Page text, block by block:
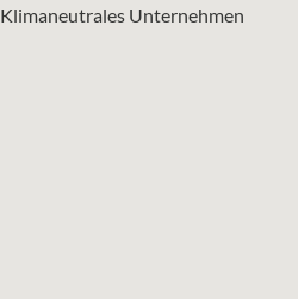
Klimaneutrales Unternehmen